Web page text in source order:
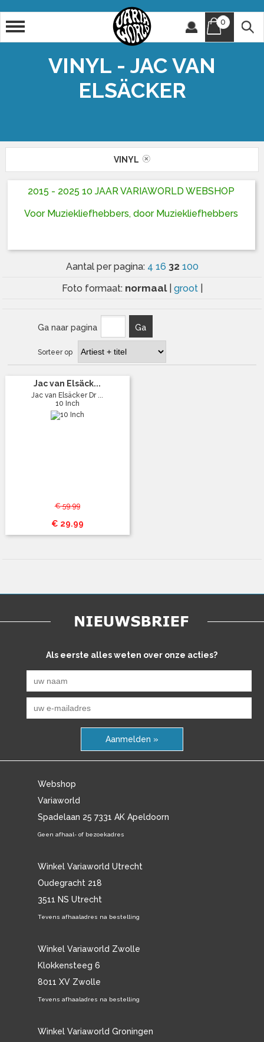
0
VINYL - JAC VAN
ELSÄCKER
VINYL
2015 - 2025 10 JAAR VARIAWORLD WEBSHOP
Voor Muziekliefhebbers, door Muziekliefhebbers
Aantal per pagina: 4 16 32 100
Foto formaat: normaal groot
Ga naar pagina Ga
Sorteer op
Jac van Elsäck...
Jac van Elsäcker Dr ...
10 Inch
€ 59.99
€ 29.99
Als eerste alles weten over onze acties?
Aanmelden »
Webshop
Variaworld
Spadelaan 25 7331 AK Apeldoorn
Geen afhaal- of bezoekadres
Winkel Variaworld Utrecht
Oudegracht 218
3511 NS Utrecht
Tevens afhaaladres na bestelling
Winkel Variaworld Zwolle
Klokkensteeg 6
8011 XV Zwolle
Tevens afhaaladres na bestelling
Winkel Variaworld Groningen